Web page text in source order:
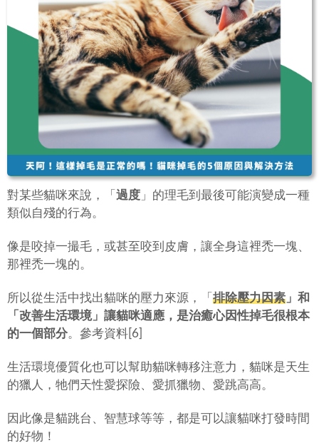
對某些貓咪來說，「 過度 」的理毛到最後可能演變成一種
類似自殘的行為。
像是咬掉一撮毛，或甚至咬到皮膚，讓全身這裡禿一塊、
那裡禿一塊的。
所以從生活中找出貓咪的壓力來源，「 排除壓力因素 」和
「 改善生活環境」讓貓咪適應，是治癒心因性掉毛很根本
的一個部分。參考資料[6]
生活環境優質化也可以幫助貓咪轉移注意力，貓咪是天生
的獵人，牠們天性愛探險、愛抓獵物、愛跳高高。
因此像是貓跳台、智慧球等等，都是可以讓貓咪打發時間
的好物！